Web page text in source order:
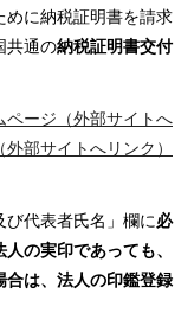
めに納税証明書を請求
共通の納税証明書交付
ページ（外部サイトへ
部サイトへリンク）
代表者氏名」欄に必
の実印であっても、
合は、法人の印鑑登録